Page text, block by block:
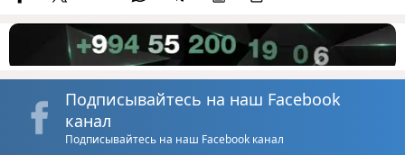
Подписывайтесь на наш Facebook
канал
Подписывайтесь на наш Facebook канал